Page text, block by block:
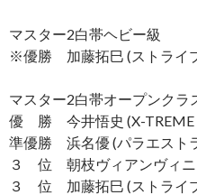
マスター2白帯ヘビー級
※優勝 加藤拓巳 (ストライ
マスター2白帯オープンクラ
優 勝 今井悟史 (X-TREME
準優勝 浜名優 (パラエスト
３ 位 朝枝ヴィアンヴィニ
３ 位 加藤拓巳 (ストライ